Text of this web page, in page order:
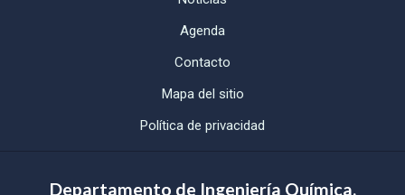
Agenda
Contacto
Mapa del sitio
Política de privacidad
Departamento de Ingeniería Química,